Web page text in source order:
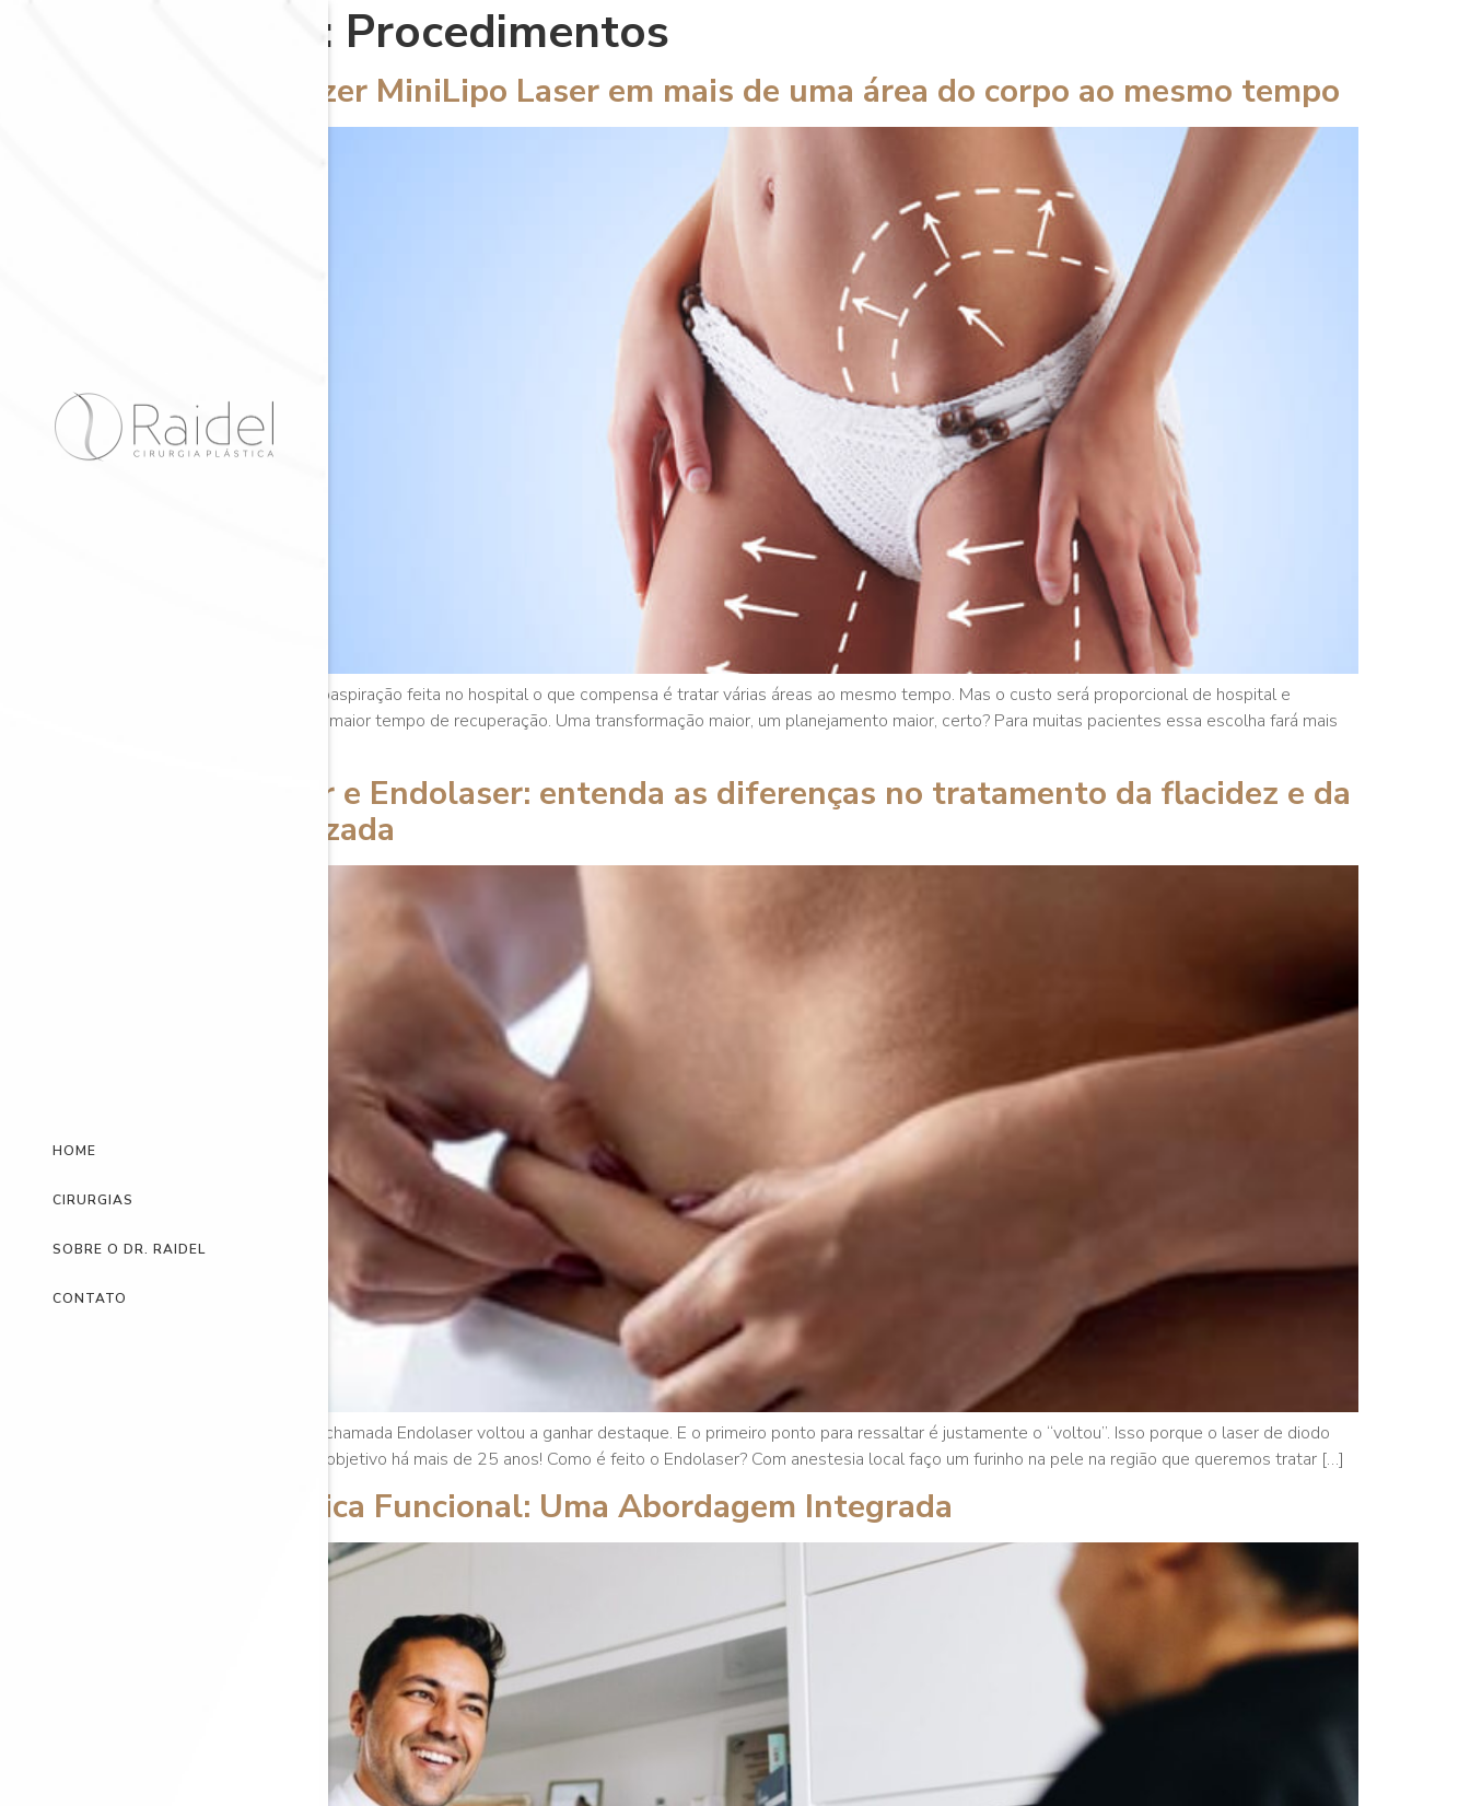
HOME
CIRURGIAS
SOBRE O DR. RAIDEL
CONTATO
Categoria: Procedimentos
Guia: como fazer MiniLipo Laser em mais de uma área do corpo ao mesmo tempo
A gente sabe que com a lipoaspiração feita no hospital o que compensa é tratar várias áreas ao mesmo tempo. Mas o custo será proporcional de hospital e
anestesista, além é claro do maior tempo de recuperação. Uma transformação maior, um planejamento maior, certo? Para muitas pacientes essa escolha fará mais
MiniLipo Laser e Endolaser: entenda as diferenças no tratamento da flacidez e da
gordura localizada
Recentemente uma técnica chamada Endolaser voltou a ganhar destaque. E o primeiro ponto para ressaltar é justamente o “voltou”. Isso porque o laser de diodo
980 já é utilizado com esse objetivo há mais de 25 anos! Como é feito o Endolaser? Com anestesia local faço um furinho na pele na região que queremos tratar […]
Cirurgia Plástica Funcional: Uma Abordagem Integrada